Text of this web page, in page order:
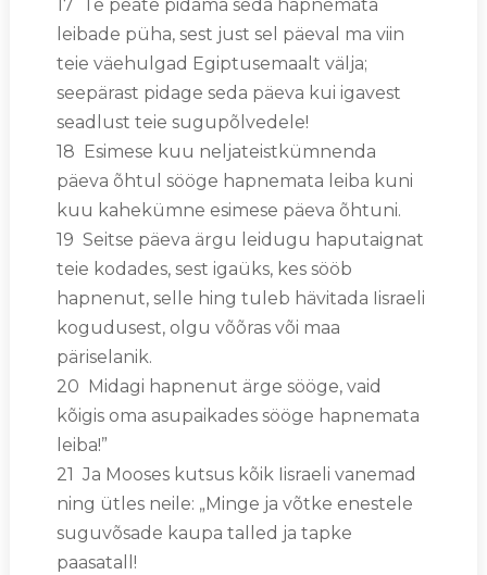
17 Te peate pidama seda hapnemata
leibade püha, sest just sel päeval ma viin
teie väehulgad Egiptusemaalt välja;
seepärast pidage seda päeva kui igavest
seadlust teie sugupõlvedele!
18 Esimese kuu neljateistkümnenda
päeva õhtul sööge hapnemata leiba kuni
kuu kahekümne esimese päeva õhtuni.
19 Seitse päeva ärgu leidugu haputaignat
teie kodades, sest igaüks, kes sööb
hapnenut, selle hing tuleb hävitada Iisraeli
kogudusest, olgu võõras või maa
päriselanik.
20 Midagi hapnenut ärge sööge, vaid
kõigis oma asupaikades sööge hapnemata
leiba!”
21 Ja Mooses kutsus kõik Iisraeli vanemad
ning ütles neile: „Minge ja võtke enestele
suguvõsade kaupa talled ja tapke
paasatall!